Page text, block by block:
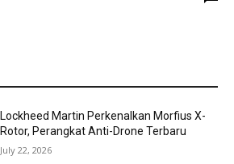
Lockheed Martin Perkenalkan Morfius X-
Rotor, Perangkat Anti-Drone Terbaru
July 22, 2026